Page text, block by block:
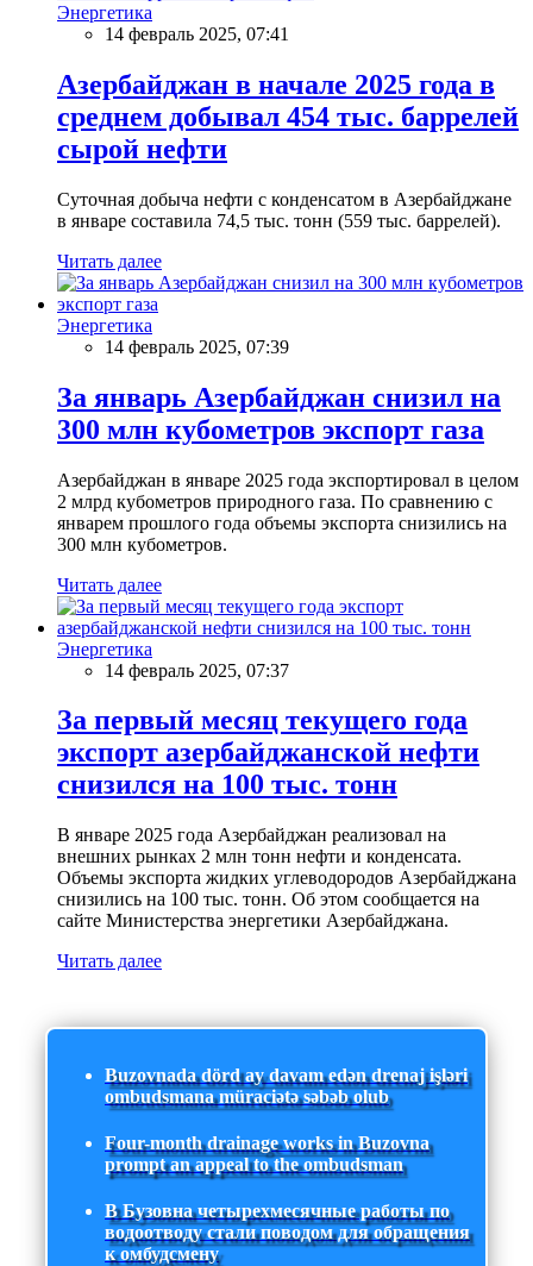
Энергетика
14 февраль 2025, 07:41
Азербайджан в начале 2025 года в
среднем добывал 454 тыс. баррелей
сырой нефти
Суточная добыча нефти с конденсатом в Азербайджане
в январе составила 74,5 тыс. тонн (559 тыс. баррелей).
Читать далее
Энергетика
14 февраль 2025, 07:39
За январь Азербайджан снизил на
300 млн кубометров экспорт газа
Азербайджан в январе 2025 года экспортировал в целом
2 млрд кубометров природного газа. По сравнению с
январем прошлого года объемы экспорта снизились на
300 млн кубометров.
Читать далее
Энергетика
14 февраль 2025, 07:37
За первый месяц текущего года
экспорт азербайджанской нефти
снизился на 100 тыс. тонн
В январе 2025 года Азербайджан реализовал на
внешних рынках 2 млн тонн нефти и конденсата.
Объемы экспорта жидких углеводородов Азербайджана
снизились на 100 тыс. тонн. Об этом сообщается на
сайте Министерства энергетики Азербайджана.
Читать далее
Buzovnada dörd ay davam edən drenaj işləri
ombudsmana müraciətə səbəb olub
Four-month drainage works in Buzovna
prompt an appeal to the ombudsman
В Бузовна четырехмесячные работы по
водоотводу стали поводом для обращения
к омбудсмену